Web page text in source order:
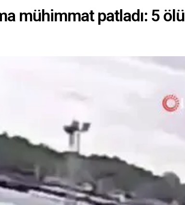
mühimmat patladı: 5 ölü